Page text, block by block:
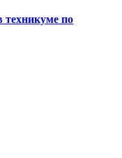
техникуме по